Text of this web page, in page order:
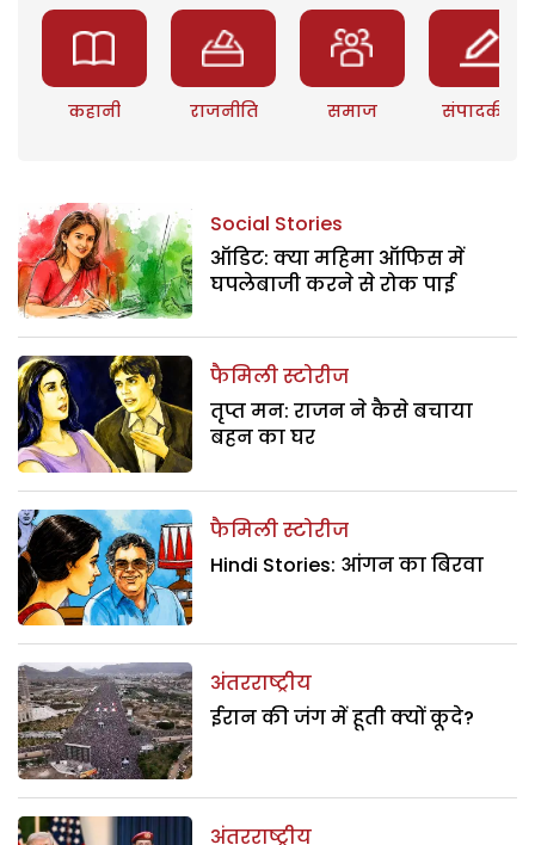
कहानी राजनीति समाज संपादकीय
Social Stories
ऑडिट: क्या महिमा ऑफिस में
घपलेबाजी करने से रोक पाई
फैमिली स्टोरीज
तृप्त मन: राजन ने कैसे बचाया
बहन का घर
फैमिली स्टोरीज
Hindi Stories: आंगन का बिरवा
अंतरराष्ट्रीय
ईरान की जंग में हूती क्यों कूदे?
अंतरराष्ट्रीय